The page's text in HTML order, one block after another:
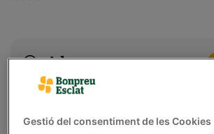
Adreça
Ctra. de Manresa, s/n (08260)
Gestió del consentiment de les Cookies